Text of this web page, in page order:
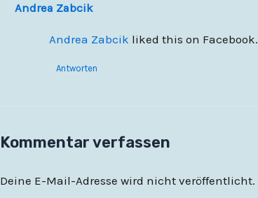
Andrea Zabcik
Andrea Zabcik liked this on Facebook.
Antworten
Kommentar verfassen
Deine E-Mail-Adresse wird nicht veröffentlicht.